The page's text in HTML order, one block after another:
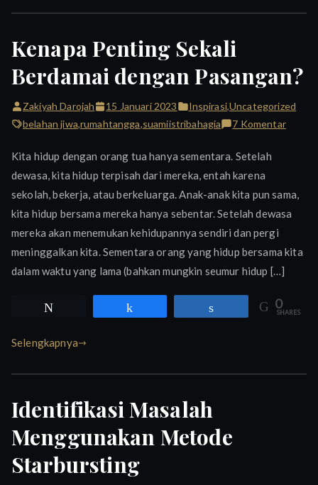
Kenapa Penting Sekali
Berdamai dengan Pasangan?
Zakiyah Darojah 15 Januari 2023 Inspirasi,Uncategorized
belahan jiwa,rumahtangga,suamiistribahagia 7 Komentarpada
Kita hidup dengan orang tua hanya sementara. Setelah
dewasa, kita hidup terpisah dari mereka, entah karena
sekolah, bekerja, atau berkeluarga. Anak-anak kita pun sama,
kita hidup bersama mereka hanya sebentar. Setelah dewasa
mereka akan menemukan kehidupannya sendiri dan pergi
meninggalkan kita. Sementara orang yang hidup bersama kita
dalam waktu yang lama (bahkan mungkin seumur hidup […]
0
SHARES
Selengkapnya
Identifikasi Masalah
Menggunakan Metode
Starbursting